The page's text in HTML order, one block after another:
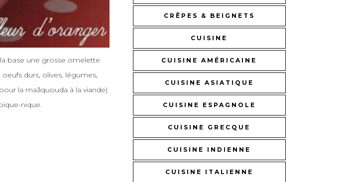
base une grosse omelette
durs, olives, légumes,
pour la maâquouda à la viande)
nique.
CRÊPES & BEIGNETS
CUISINE
CUISINE AMÉRICAINE
CUISINE ASIATIQUE
CUISINE ESPAGNOLE
CUISINE GRECQUE
CUISINE INDIENNE
CUISINE ITALIENNE